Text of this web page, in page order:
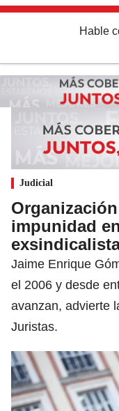
Hable
Judicial
impunidad
Jaime Enrique
el 2006 y desde
avanzan, advierte
Juristas.